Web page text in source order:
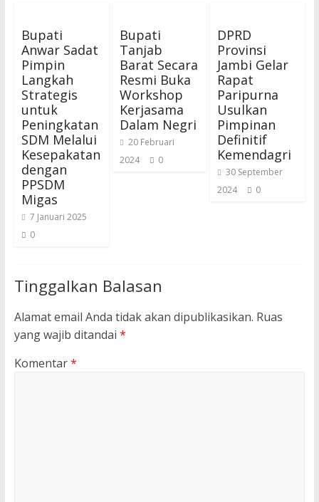
Bupati
Anwar Sadat
Pimpin
Langkah
Strategis
untuk
Peningkatan
SDM Melalui
Kesepakatan
dengan
PPSDM
Migas
7 Januari 2025
0
Bupati
Tanjab
Barat Secara
Resmi Buka
Workshop
Kerjasama
Dalam Negri
20 Februari
2024
0
DPRD
Provinsi
Jambi Gelar
Rapat
Paripurna
Usulkan
Pimpinan
Definitif
Kemendagri
30 September
2024
0
Tinggalkan Balasan
Alamat email Anda tidak akan dipublikasikan. Ruas
yang wajib ditandai *
Komentar*